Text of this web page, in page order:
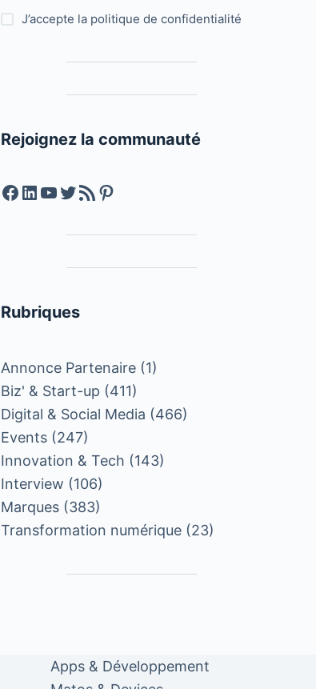
J’accepte la politique de confidentialité
Rejoignez la communauté
Facebook
LinkedIn
YouTube
Twitter
Feed RSSPinterest
Rubriques
Annonce Partenaire (1)
Biz' & Start-up (411)
Digital & Social Media (466)
Events (247)
Innovation & Tech (143)
Interview (106)
Marques (383)
Transformation numérique (23)
Apps & Développement